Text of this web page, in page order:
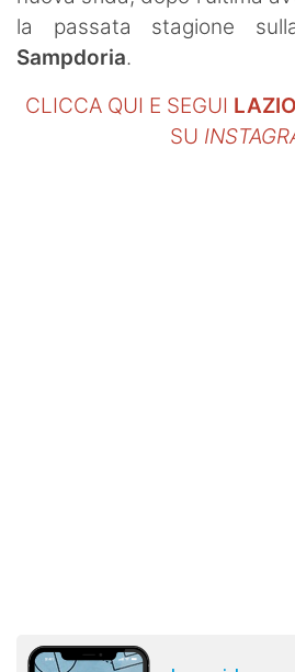
la passata stagione
Sampdoria.
CLICCA QUI E SEGUI
SU